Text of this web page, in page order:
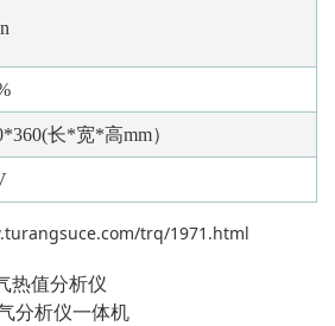
长*宽*高mm）
trq/1971.html
热值分析仪
分析仪一体机